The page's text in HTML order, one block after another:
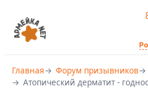
Главная Форум призывников
Атопический дерматит -